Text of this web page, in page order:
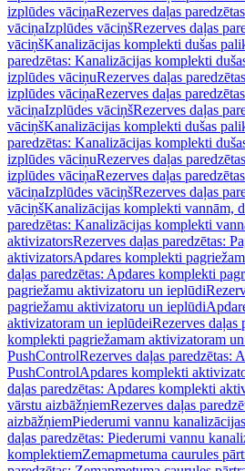
izplūdes vāciņaRezerves daļas
vāciņaIzplūdes vāciņšRezerves daļas
vāciņšKanalizācijas komplekti dušas
paredzētas: Kanalizācijas komplekti
izplūdes vāciņuRezerves daļas
izplūdes vāciņaRezerves daļas
vāciņaIzplūdes vāciņšRezerves daļas
vāciņšKanalizācijas komplekti dušas
paredzētas: Kanalizācijas komplekti
izplūdes vāciņuRezerves daļas
izplūdes vāciņaRezerves daļas
vāciņaIzplūdes vāciņšRezerves daļas
vāciņšKanalizācijas komplekti vannām,
paredzētas: Kanalizācijas komplekti
aktivizatorsRezerves daļas paredzētas:
aktivizatorsApdares komplekti
daļas paredzētas: Apdares komplekti
pagriežamu aktivizatoru un ieplūdi
pagriežamu aktivizatoru un ieplūdi
aktivizatoram un ieplūdeiRezerves daļas
komplekti pagriežamam aktivizatoram
PushControlRezerves daļas paredzētas:
PushControlApdares komplekti
daļas paredzētas: Apdares komplekti
vārstu aizbāžņiemRezerves daļas
aizbāžņiemPiederumi vannu
daļas paredzētas: Piederumi vannu
komplektiemZemapmetuma caurules